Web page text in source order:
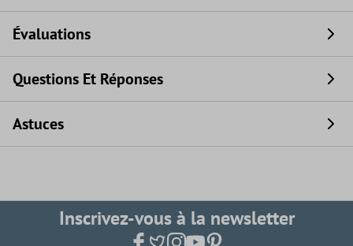
Évaluations
Questions Et Réponses
Astuces
Inscrivez-vous à la newsletter